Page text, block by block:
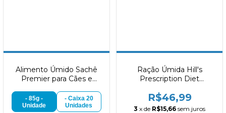
Alimento Úmido Sachê
Premier para Cães e
85g
- 85g -
Unidade
- Caixa 20
Unidades
Ração Úmida Hill's
Prescription Diet
para Cães 370g
R$46,99
3 x de R$15,66 sem juros